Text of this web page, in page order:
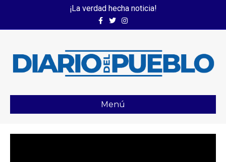
¡La verdad hecha noticia!
FacebookTwitterInstagram
Menú